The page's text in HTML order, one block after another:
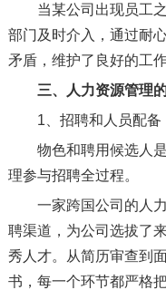
当某公司出现员工
部门及时介入，通过耐
矛盾，维护了良好的工作
三、人力资源管理
1、招聘和人员配备
物色和聘用候选人
理参与招聘全过程。
一家跨国公司的人
聘渠道，为公司选拔了
秀人才。从简历审查到
书，每一个环节都严格